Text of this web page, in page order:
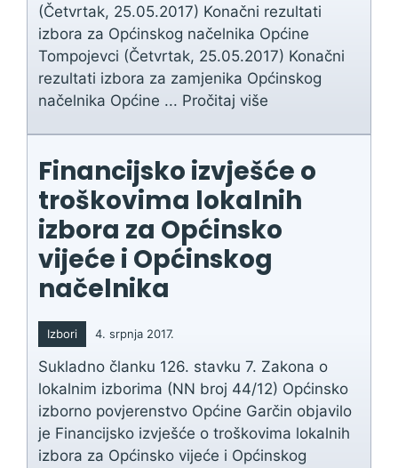
(Četvrtak, 25.05.2017) Konačni rezultati
izbora za Općinskog načelnika Općine
Tompojevci (Četvrtak, 25.05.2017) Konačni
rezultati izbora za zamjenika Općinskog
načelnika Općine ... Pročitaj više
Financijsko izvješće o
troškovima lokalnih
izbora za Općinsko
vijeće i Općinskog
načelnika
Izbori 4. srpnja 2017.
Sukladno članku 126. stavku 7. Zakona o
lokalnim izborima (NN broj 44/12) Općinsko
izborno povjerenstvo Općine Garčin objavilo
je Financijsko izvješće o troškovima lokalnih
izbora za Općinsko vijeće i Općinskog